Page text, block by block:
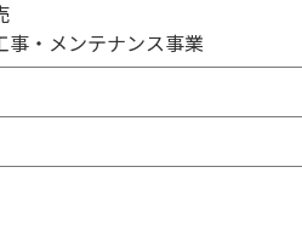
事・メンテナンス事業